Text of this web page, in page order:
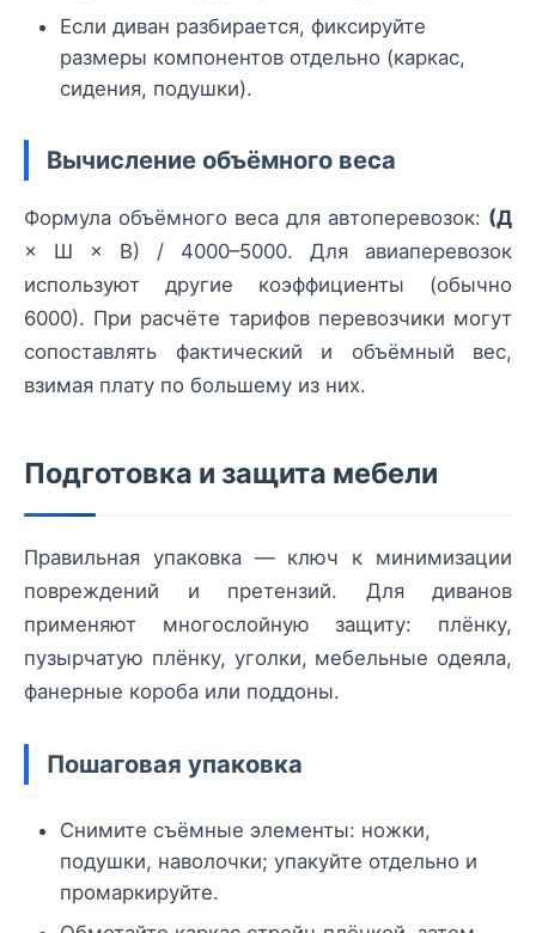
Если диван разбирается, фиксируйте
размеры компонентов отдельно (каркас,
сидения, подушки).
Вычисление объёмного веса
Формула объёмного веса для автоперевозок: (Д
× Ш × В) / 4000–5000. Для авиаперевозок
используют другие коэффициенты (обычно
6000). При расчёте тарифов перевозчики могут
сопоставлять фактический и объёмный вес,
взимая плату по большему из них.
Подготовка и защита мебели
Правильная упаковка — ключ к минимизации
повреждений и претензий. Для диванов
применяют многослойную защиту: плёнку,
пузырчатую плёнку, уголки, мебельные одеяла,
фанерные короба или поддоны.
Пошаговая упаковка
Снимите съёмные элементы: ножки,
подушки, наволочки; упакуйте отдельно и
промаркируйте.